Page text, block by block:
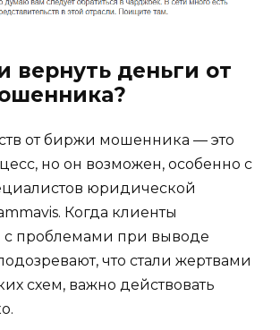
вернуть деньги от
от биржи мошенника — это
но он возможен, особенно с
юридической
Когда клиенты
с проблемами при выводе
что стали жертвами
схем, важно действовать